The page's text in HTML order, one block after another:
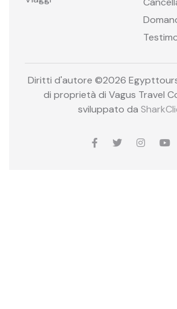
Diritti d'autore ©2026
di proprietà di Vagus Travel
sviluppato da